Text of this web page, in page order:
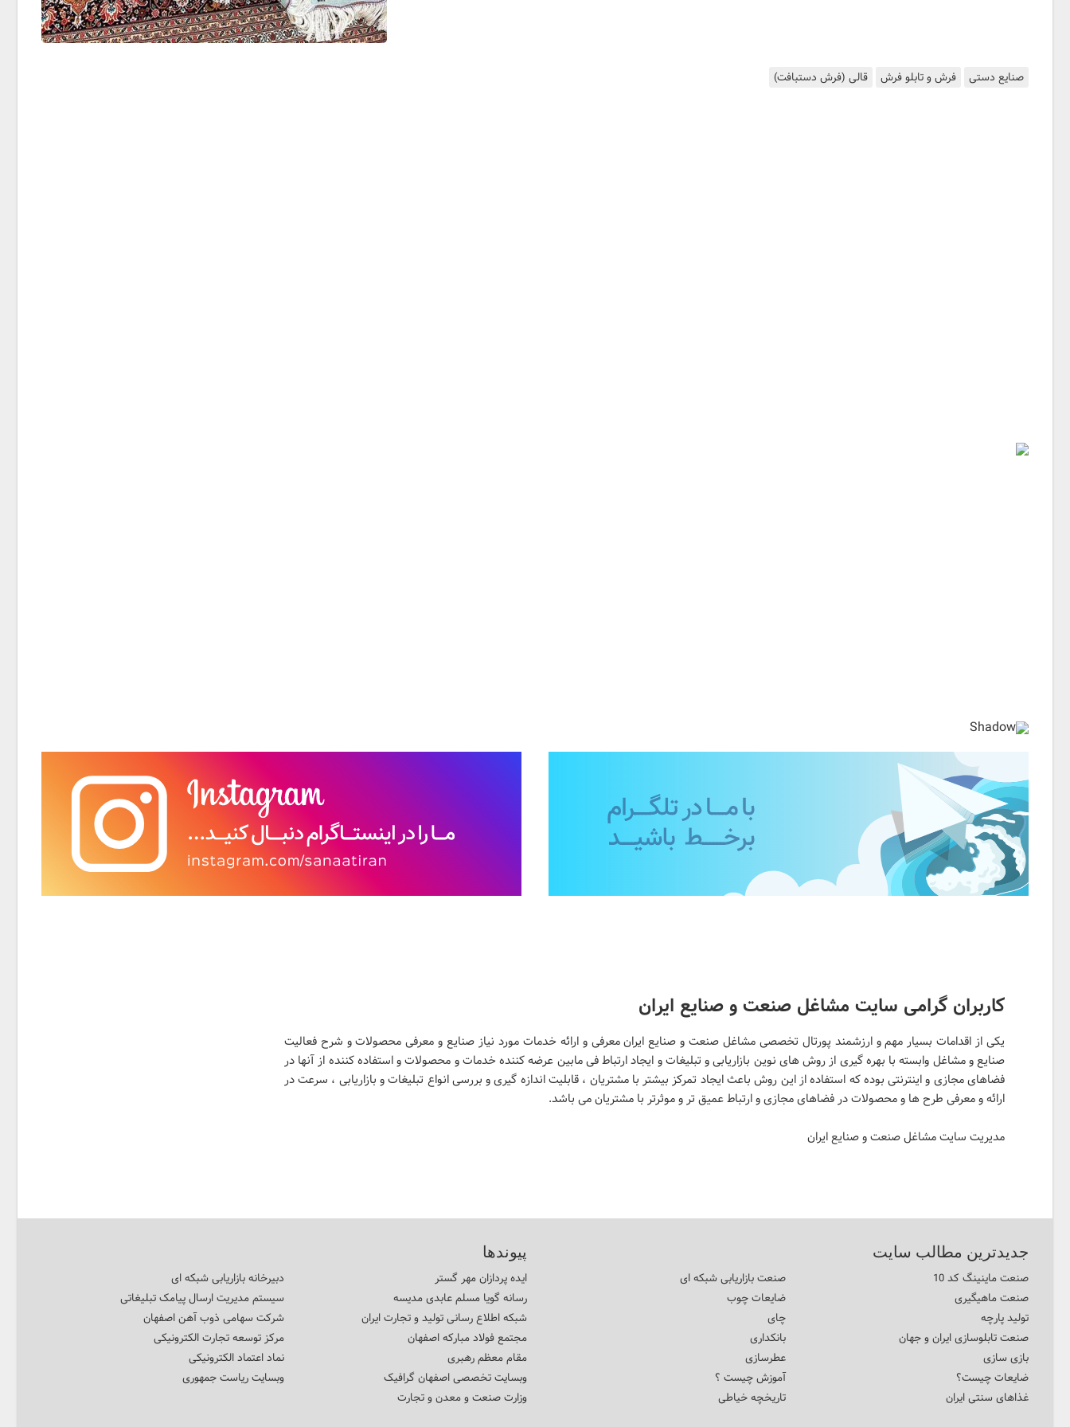
صنایع دستی فرش و تابلو فرش قالی (فرش دستبافت)
کاربران گرامی سایت مشاغل صنعت و صنایع ایران
یکی از اقدامات بسیار مهم و ارزشمند پورتال تخصصی مشاغل صنعت و صنایع ایران معرفی و ارائه خدمات مورد نیاز صنایع و معرفی محصولات و شرح فعالیت
صنایع و مشاغل وابسته با بهره گیری از روش های نوین بازاریابی و تبلیغات و ایجاد ارتباط فی مابین عرضه کننده خدمات و محصولات و استفاده کننده از آنها در
فضاهای مجازی و اینترنتی بوده که استفاده از این روش باعث ایجاد تمرکز بیشتر با مشتریان ، قابلیت اندازه گیری و بررسی انواع تبلیغات و بازاریابی ، سرعت در
ارائه و معرفی طرح ها و محصولات در فضاهای مجازی و ارتباط عمیق تر و موثرتر با مشتریان می باشد.
مدیریت سایت مشاغل صنعت و صنایع ایران
جدیدترین مطالب سایت
صنعت ماینینگ کد 10
صنعت بازاریابی شبکه ای
صنعت ماهیگیری
ضایعات چوب
تولید پارچه
چای
صنعت تابلوسازی ایران و جهان
بانکداری
بازی سازی
عطرسازی
ضایعات چیست؟
آموزش چیست ؟
غذاهای سنتی ایران
تاریخچه خیاطی
پیوندها
ایده پردازان مهر گستر
دبیرخانه بازاریابی شبکه ای
رسانه گویا مسلم عابدی مدیسه
سیستم مدیریت ارسال پیامک تبلیغاتی
شبکه اطلاع رسانی تولید و تجارت ایران
شرکت سهامی ذوب آهن اصفهان
مجتمع فولاد مبارکه اصفهان
مرکز توسعه تجارت الکترونیکی
مقام معظم رهبری
نماد اعتماد الکترونیکی
وبسایت تخصصی اصفهان گرافیک
وبسایت ریاست جمهوری
وزارت صنعت و معدن و تجارت